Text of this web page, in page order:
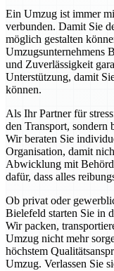
Ein Umzug ist immer
verbunden. Damit Sie
möglich gestalten
Umzugsunternehmens
und Zuverlässigkeit
Unterstützung, damit
können.
Als Ihr Partner für
den Transport, sondern
Wir beraten Sie
Organisation, damit
Abwicklung mit
dafür, dass alles
Ob privat oder
Bielefeld starten Sie in
Wir packen,
Umzug nicht mehr
höchstem
Umzug. Verlassen Sie